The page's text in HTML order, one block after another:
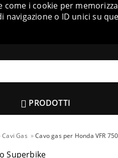
i cookie per
o ID unici su
PRODOTTI
Cavi Gas Cavo gas per Honda VFR